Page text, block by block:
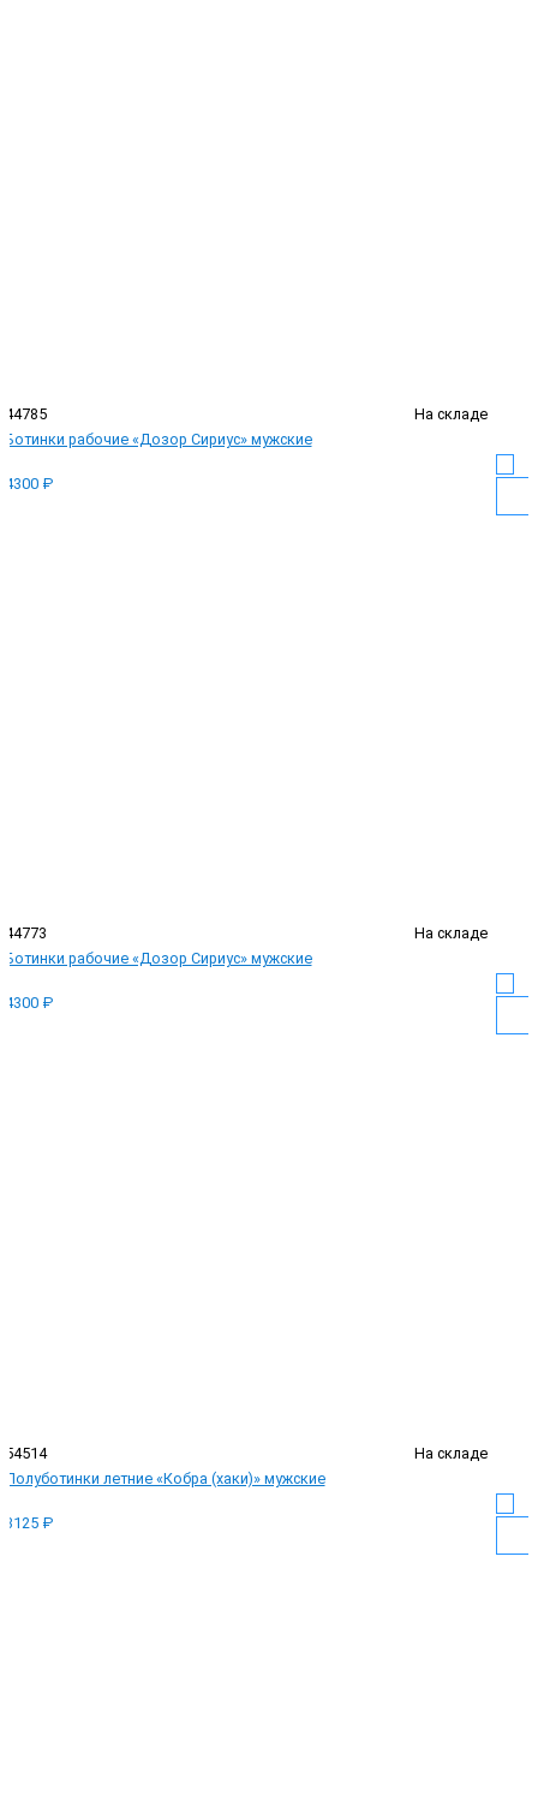
44785
На складе
Ботинки рабочие «Дозор Сириус» мужские
4300 ₽
44773
На складе
Ботинки рабочие «Дозор Сириус» мужские
4300 ₽
54514
На складе
Полуботинки летние «Кобра (хаки)» мужские
3125 ₽